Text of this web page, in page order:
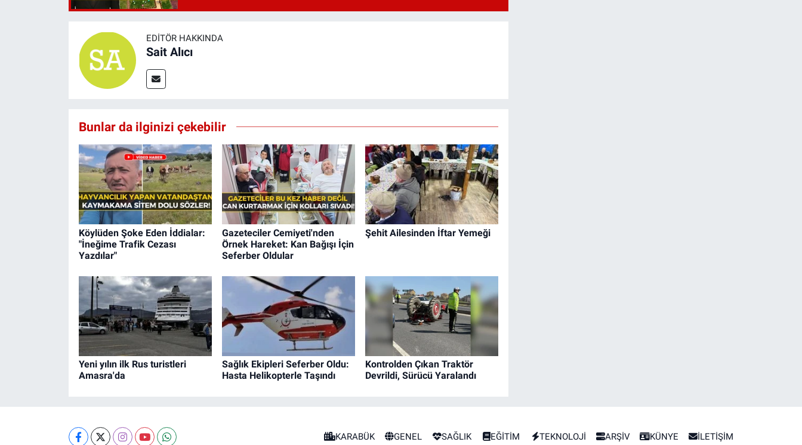
EDITÖR HAKKINDA
Sait Alıcı
Bunlar da ilginizi çekebilir
Köylüden Şoke Eden İddialar:
"İneğime Trafik Cezası
Yazdılar"
Gazeteciler Cemiyeti'nden
Örnek Hareket: Kan Bağışı İçin
Seferber Oldular
Şehit Ailesinden İftar Yemeği
Yeni yılın ilk Rus turistleri
Amasra'da
Sağlık Ekipleri Seferber Oldu:
Hasta Helikopterle Taşındı
Kontrolden Çıkan Traktör
Devrildi, Sürücü Yaralandı
KARABÜK GENEL SAĞLIK EĞİTİM TEKNOLOJİ ARŞİV KÜNYE İLETİŞİM